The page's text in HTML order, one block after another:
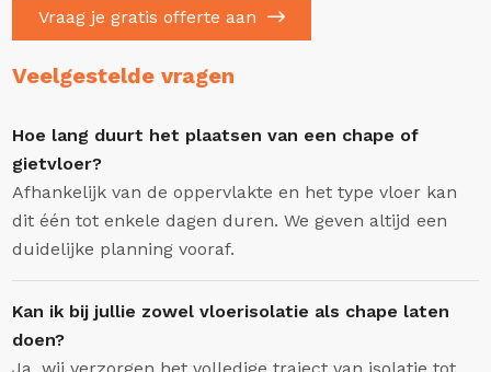
Vraag je gratis offerte aan
Veelgestelde vragen
Hoe lang duurt het plaatsen van een chape of
gietvloer?
Afhankelijk van de oppervlakte en het type vloer kan
dit één tot enkele dagen duren. We geven altijd een
duidelijke planning vooraf.
Kan ik bij jullie zowel vloerisolatie als chape laten
doen?
Ja, wij verzorgen het volledige traject van isolatie tot